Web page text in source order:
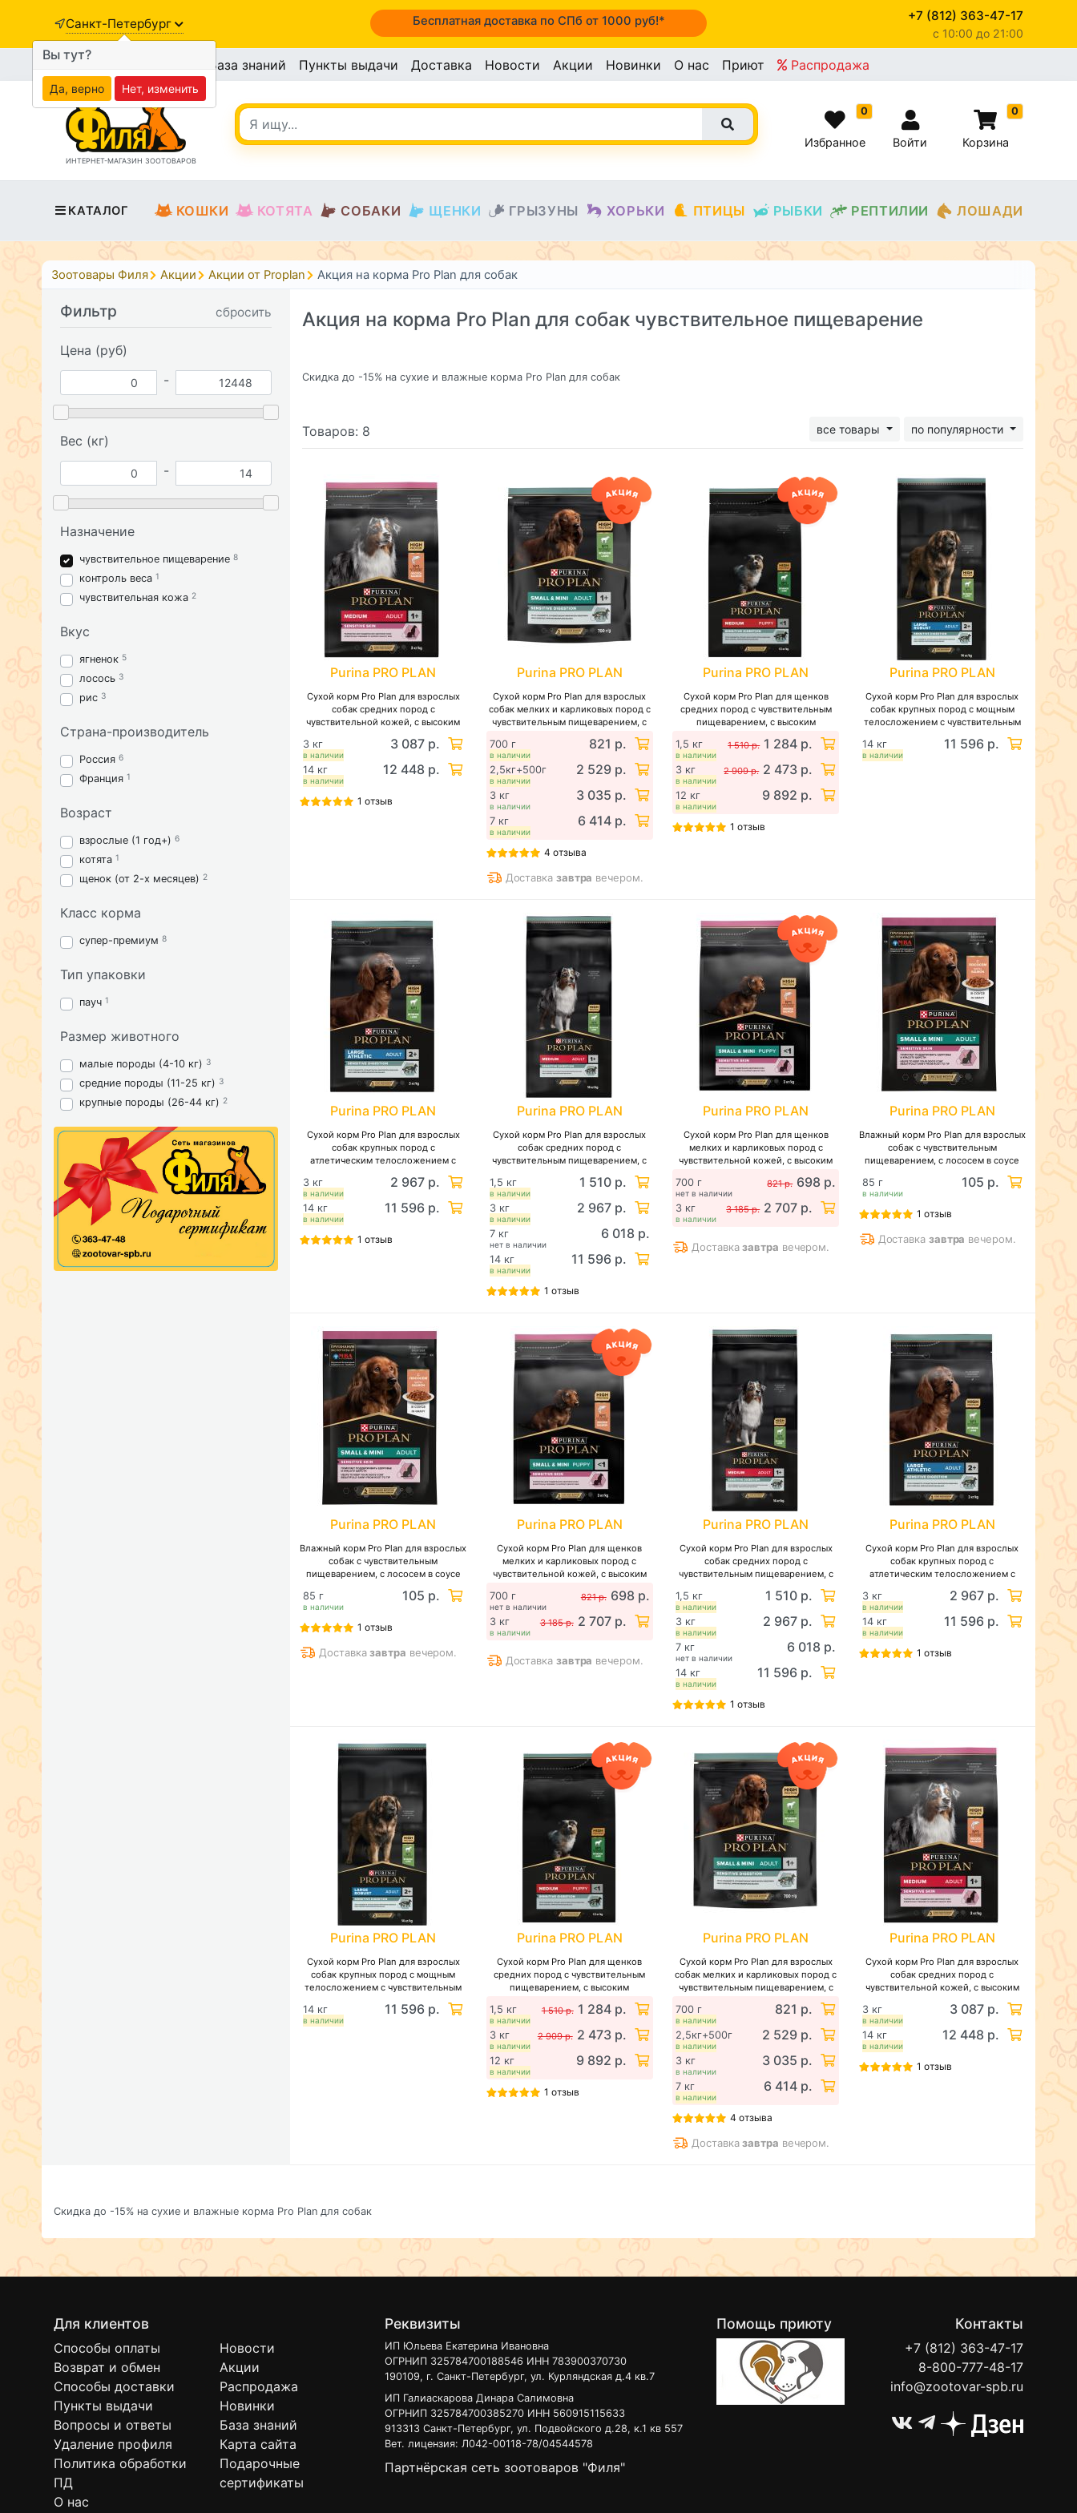
Санкт-Петербург Бесплатная доставка по СПб от 1000 руб!* +7 (812) 363-47-17
c 10:00 до 21:00
База знаний Пункты выдачи Доставка Новости Акции Новинки О нас Приют Распродажа
ИНТЕРНЕТ-МАГАЗИН ЗООТОВАРОВ
0
Избранное Войти
0
Корзина
КАТАЛОГ КОШКИ КОТЯТА СОБАКИ ЩЕНКИ ГРЫЗУНЫ ХОРЬКИ ПТИЦЫ РЫБКИ РЕПТИЛИИ ЛОШАДИ
Зоотовары Филя Акции Акции от Proplan Акция на корма Pro Plan для собак
Фильтр сбросить
Цена (руб)
-
Вес (кг)
-
Назначение
чувствительное пищеварение 8
контроль веса 1
чувствительная кожа 2
Вкус
ягненок 5
лосось 3
рис 3
Страна-производитель
Россия 6
Франция 1
Возраст
взрослые (1 год+) 6
котята 1
щенок (от 2-х месяцев) 2
Класс корма
супер-премиум 8
Тип упаковки
пауч 1
Размер животного
малые породы (4-10 кг) 3
средние породы (11-25 кг) 3
крупные породы (26-44 кг) 2
Акция на корма Pro Plan для собак чувствительное пищеварение
Скидка до -15% на сухие и влажные корма Pro Plan для собак
Товаров: 8 все товары по популярности
Purina PRO PLAN
Сухой корм Pro Plan для взрослых
собак средних пород с
чувствительной кожей, с высоким
в наличии
3 кг 3 087 р.
в наличии
14 кг 12 448 р.
1 отзыв
Purina PRO PLAN
Сухой корм Pro Plan для взрослых
собак мелких и карликовых пород с
чувствительным пищеварением, с
высоким содержанием ягненка
в наличии
700 г 821 р.
в наличии
2,5кг+500г 2 529 р.
в наличии
3 кг 3 035 р.
в наличии
7 кг 6 414 р.
4 отзыва
Доставка завтра вечером.
Purina PRO PLAN
Сухой корм Pro Plan для щенков
средних пород с чувствительным
пищеварением, с высоким
в наличии
1,5 кг 1 510 р. 1 284 р.
в наличии
3 кг 2 909 р. 2 473 р.
в наличии
12 кг 9 892 р.
1 отзыв
Purina PRO PLAN
Сухой корм Pro Plan для взрослых
собак крупных пород с мощным
телосложением с чувствительным
содержанием ягненка
в наличии
14 кг 11 596 р.
Purina PRO PLAN
Сухой корм Pro Plan для взрослых
собак крупных пород с
атлетическим телосложением с
чувствительным пищеварением, с
высоким содержанием ягненка
в наличии
3 кг 2 967 р.
в наличии
14 кг 11 596 р.
1 отзыв
Purina PRO PLAN
Сухой корм Pro Plan для взрослых
собак средних пород с
чувствительным пищеварением, с
высоким содержанием ягненка
в наличии
1,5 кг 1 510 р.
в наличии
3 кг 2 967 р.
нет в наличии
7 кг 6 018 р.
в наличии
14 кг 11 596 р.
1 отзыв
Purina PRO PLAN
Сухой корм Pro Plan для щенков
мелких и карликовых пород с
чувствительной кожей, с высоким
нет в наличии
700 г 821 р. 698 р.
в наличии
3 кг 3 185 р. 2 707 р.
Доставказавтра вечером.
Purina PRO PLAN
Влажный корм Pro Plan для взрослых
собак с чувствительным
пищеварением, с лососем в соусе
в наличии
85 г 105 р.
1 отзыв
Доставка завтра вечером.
Purina PRO PLAN
Влажный корм Pro Plan для взрослых
собак с чувствительным
пищеварением, с лососем в соусе
в наличии
85 г 105 р.
1 отзыв
Доставказавтра вечером.
Purina PRO PLAN
Сухой корм Pro Plan для щенков
мелких и карликовых пород с
чувствительной кожей, с высоким
нет в наличии
700 г 821 р. 698 р.
в наличии
3 кг 3 185 р. 2 707 р.
Доставка завтра вечером.
Purina PRO PLAN
Сухой корм Pro Plan для взрослых
собак средних пород с
чувствительным пищеварением, с
высоким содержанием ягненка
в наличии
1,5 кг 1 510 р.
в наличии
3 кг 2 967 р.
нет в наличии
7 кг 6 018 р.
в наличии
14 кг 11 596 р.
1 отзыв
Purina PRO PLAN
Сухой корм Pro Plan для взрослых
собак крупных пород с
атлетическим телосложением с
чувствительным пищеварением, с
высоким содержанием ягненка
в наличии
3 кг 2 967 р.
в наличии
14 кг 11 596 р.
1 отзыв
Purina PRO PLAN
Сухой корм Pro Plan для взрослых
собак крупных пород с мощным
телосложением с чувствительным
содержанием ягненка
в наличии
14 кг 11 596 р.
Purina PRO PLAN
Сухой корм Pro Plan для щенков
средних пород с чувствительным
пищеварением, с высоким
в наличии
1,5 кг 1 510 р. 1 284 р.
в наличии
3 кг 2 909 р. 2 473 р.
в наличии
12 кг 9 892 р.
1 отзыв
Purina PRO PLAN
Сухой корм Pro Plan для взрослых
собак мелких и карликовых пород с
чувствительным пищеварением, с
высоким содержанием ягненка
в наличии
700 г 821 р.
в наличии
2,5кг+500г 2 529 р.
в наличии
3 кг 3 035 р.
в наличии
7 кг 6 414 р.
4 отзыва
Доставказавтра вечером.
Purina PRO PLAN
Сухой корм Pro Plan для взрослых
собак средних пород с
чувствительной кожей, с высоким
в наличии
3 кг 3 087 р.
в наличии
14 кг 12 448 р.
1 отзыв
Скидка до -15% на сухие и влажные корма Pro Plan для собак
Для клиентов
Способы оплаты
Возврат и обмен
Способы доставки
Пункты выдачи
Вопросы и ответы
Удаление профиля
Политика обработки
ПД
О нас
Новости
Акции
Распродажа
Новинки
База знаний
Карта сайта
Подарочные
сертификаты
Реквизиты
ИП Юльева Екатерина Ивановна
ОГРНИП 325784700188546 ИНН 783900370730
190109, г. Санкт-Петербург, ул. Курляндская д.4 кв.7
ИП Галиаскарова Динара Салимовна
ОГРНИП 325784700385270 ИНН 560915115633
913313 Санкт-Петербург, ул. Подвойского д.28, к.1 кв 557
Вет. лицензия: Л042-00118-78/04544578
Партнёрская сеть зоотоваров "Филя"
Помощь приюту Контакты
+7 (812) 363-47-17
8-800-777-48-17
info@zootovar-spb.ru
Вы тут?
Да, верно Нет, изменить